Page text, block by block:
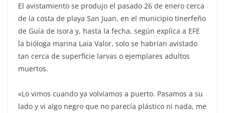
El avistamiento se produjo el pasado 26 de enero cerca
de la costa de playa San Juan, en el municipio tinerfeño
de Guía de Isora y, hasta la fecha, según explica a EFE
la bióloga marina Laia Valor, solo se habrían avistado
tan cerca de superficie larvas o ejemplares adultos
muertos.
«Lo vimos cuando ya volvíamos a puerto. Pasamos a su
lado y vi algo negro que no parecía plástico ni nada, me